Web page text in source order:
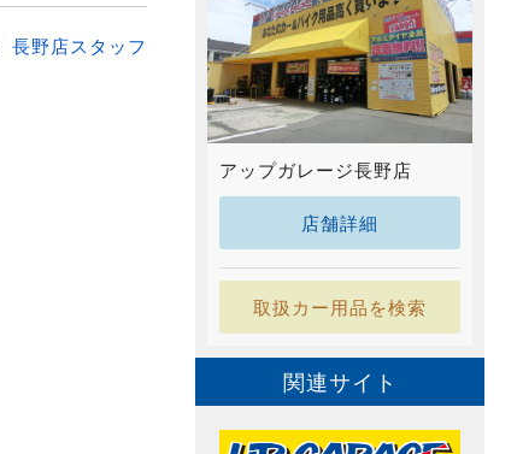
長野店スタッフ
アップガレージ長野店
店舗詳細
取扱カー用品を検索
関連サイト